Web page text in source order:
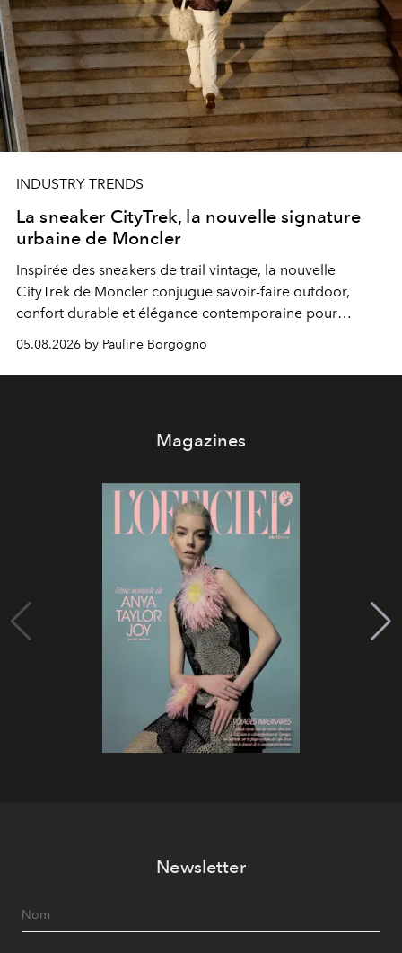
INDUSTRY TRENDS
La sneaker CityTrek, la nouvelle signature
urbaine de Moncler
Inspirée des sneakers de trail vintage, la nouvelle
CityTrek de Moncler conjugue savoir-faire outdoor,
confort durable et élégance contemporaine pour
accompagner les explorations du quotidien.
05.08.2026 by Pauline Borgogno
Magazines
Newsletter